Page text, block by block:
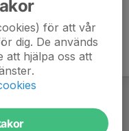
för att vår
dig. De används
att hjälpa oss att